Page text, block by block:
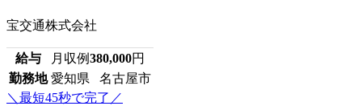
宝交通株式会社
給与 月収例380,000円
勤務地 愛知県 名古屋市
＼最短45秒で完了／